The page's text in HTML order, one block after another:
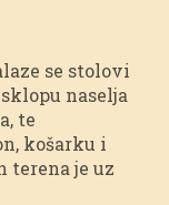
se stolovi
naselja
te
košarku i
terena je uz